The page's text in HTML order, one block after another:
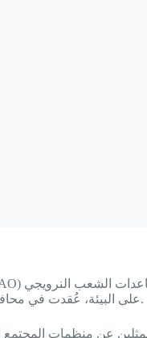
على البيئة، عُقدت في محافظة ذي قار بتاريخ 23 تشرين الأول 2025 ندوة توعوية موسّعة حول التغير المناخي وسبل مواجهته والتكيف مع تأثيراته.